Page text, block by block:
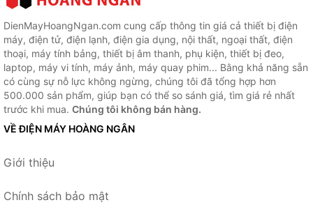
DienMayHoangNgan.com cung cấp thông tin giá cả thiết bị điện
máy, điện tử, điện lạnh, điện gia dụng, nội thất, ngoại thất, điện
thoại, máy tính bảng, thiết bị âm thanh, phụ kiện, thiết bị đeo,
laptop, máy vi tính, máy ảnh, máy quay phim... Bằng khả năng sẵn
có cùng sự nỗ lực không ngừng, chúng tôi đã tổng hợp hơn
500.000 sản phẩm, giúp bạn có thể so sánh giá, tìm giá rẻ nhất
trước khi mua. Chúng tôi không bán hàng.
VỀ ĐIỆN MÁY HOÀNG NGÂN
Giới thiệu
Chính sách bảo mật